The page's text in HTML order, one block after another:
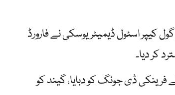
کیپر اسٹول ڈیمیٹریوسکی نے فارورڈ
کر دیا۔
فرینکی ڈی جونگ کو دبایا، گیند کو